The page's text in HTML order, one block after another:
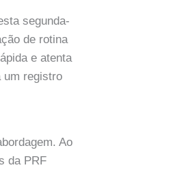
segunda-
de rotina
e atenta
um registro
Ao
da PRF